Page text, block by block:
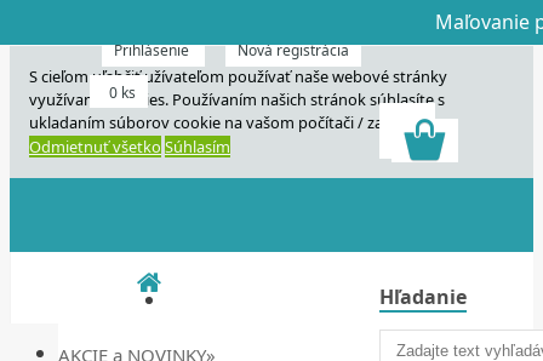
S cieľom uľahčiť užívateľom používať naše webové stránky
využívame cookies. Používaním našich stránok súhlasíte s
ukladaním súborov cookie na vašom počítači / zariadení.
Odmietnuť všetko Súhlasím
Hľadanie
Prihlásenie Nová registrácia
0 ks
AKCIE a NOVINKY»
Dnes
Dnes veľký
Maľovanie